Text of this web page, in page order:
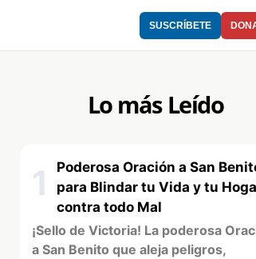
SUSCRÍBETE
Lo más Leído
1
Poderosa Oración a San
para Blindar tu Vida y tu
contra todo Mal
¡Sello de Victoria! La poderosa
a San Benito que aleja peligros,